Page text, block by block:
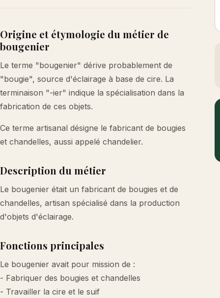
Origine et étymologie du métier de
bougenier
Le terme "bougenier" dérive probablement de
"bougie", source d'éclairage à base de cire. La
terminaison "-ier" indique la spécialisation dans la
fabrication de ces objets.
Ce terme artisanal désigne le fabricant de bougies
et chandelles, aussi appelé chandelier.
Description du métier
Le bougenier était un fabricant de bougies et de
chandelles, artisan spécialisé dans la production
d'objets d'éclairage.
Fonctions principales
Le bougenier avait pour mission de :
- Fabriquer des bougies et chandelles
- Travailler la cire et le suif